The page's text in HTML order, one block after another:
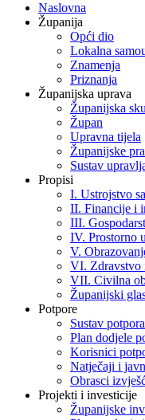
Naslovna
Županija
Opći dio
Lokalna
Znamenja
Priznanja
Županijska uprava
Županijska
Župan
Upravna tijela
Županijske
Sustav
Propisi
I. Ustrojstvo
II. Financije i
III.
IV. Prostorno
V.
VI. Zdravstvo
VII. Civilna
Županijski
Potpore
Sustav potpora
Plan dodjele
Korisnici
Natječaji i
Obrasci
Projekti i investicije
Županijske